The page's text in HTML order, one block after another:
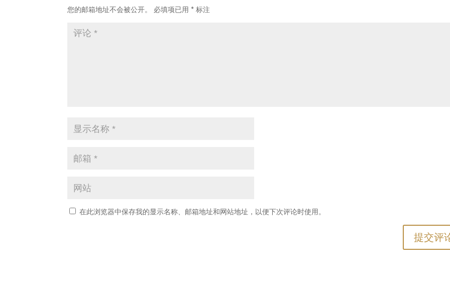
您的邮箱地址不会被公开。 必填项已用 * 标注
在此浏览器中保存我的显示名称、邮箱地址和网站地址，以便下次评论时使用。